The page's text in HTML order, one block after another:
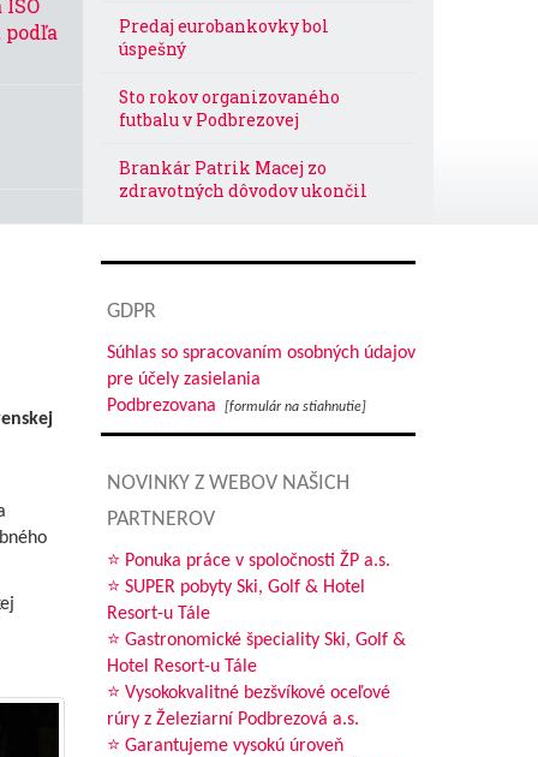
podľa
Predaj eurobankovky bol
úspešný
Sto rokov organizovaného
futbalu v Podbrezovej
Brankár Patrik Macej zo
zdravotných dôvodov ukončil
Prípravné zápasy FK Železiarne
stáva Vladimír Cifranič
Detské golfové tábory pre deti
Právny odbor – referát
organizácie a vnútornej
Zo sveta ocele
Posilňujme si imunitu
Ako sa stravovať v horúčavách?
Pozor na ovčí syr
GDPR
Súhlas so spracovaním osobných údajov
pre účely zasielania
Podbrezovana
[formulár na stiahnutie]
NOVINKY Z WEBOV NAŠICH
PARTNEROV
⭐ Ponuka práce v spoločnosti ŽP a.s.
⭐ SUPER pobyty Ski, Golf & Hotel
Resort-u Tále
⭐ Gastronomické špeciality Ski, Golf &
Hotel Resort-u Tále
⭐ Vysokokvalitné bezšvíkové oceľové
rúry z Železiarní Podbrezová a.s.
⭐ Garantujeme vysokú úroveň